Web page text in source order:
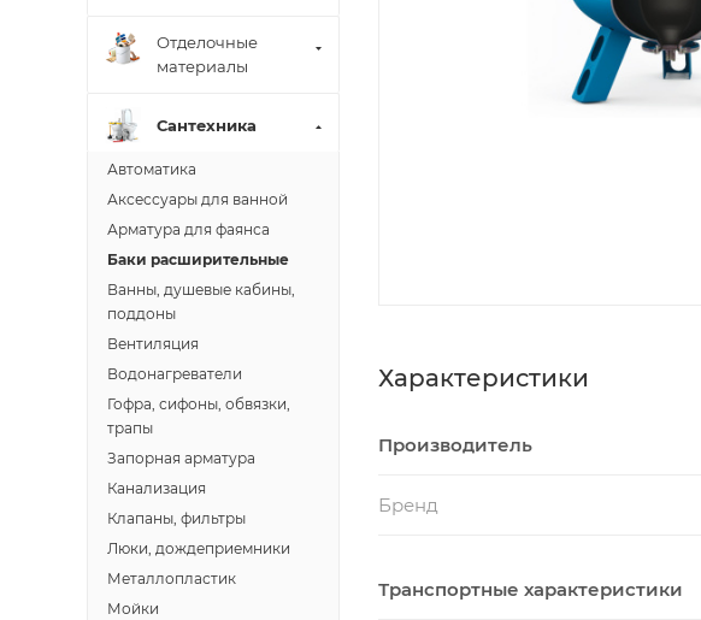
Характеристики
Производитель
Бренд
Транспортные характеристики
Отделочные
материалы
Сантехника
Автоматика
Аксессуары для ванной
Арматура для фаянса
Баки расширительные
Ванны, душевые кабины,
поддоны
Вентиляция
Водонагреватели
Гофра, сифоны, обвязки,
трапы
Запорная арматура
Канализация
Клапаны, фильтры
Люки, дождеприемники
Металлопластик
Мойки